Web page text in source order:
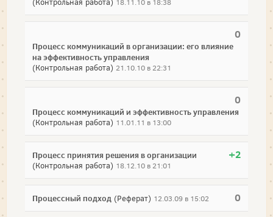
(Контрольная работа) 18.11.10 в 18:38
0
Процесс коммуникаций в организации: его влияние
на эффективность управления
(Контрольная работа) 21.10.10 в 22:31
0
Процесс коммуникаций и эффективность управления
(Контрольная работа) 11.01.11 в 13:00
+2
Процесс принятия решения в организации
(Контрольная работа) 18.12.10 в 21:01
0
Процессный подход (Реферат) 12.03.09 в 15:02